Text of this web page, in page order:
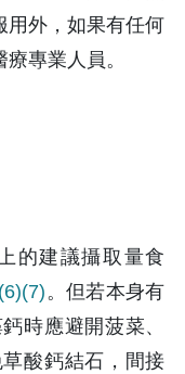
用外，如果有任何
專業人員。
的建議攝取量食
(6)(7) 。但若本身有
時應避開菠菜、
酸鈣結石，間接